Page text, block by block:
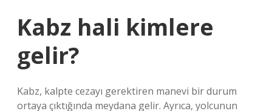
Kabz hali kimlere
gelir?
Kabz, kalpte cezayı gerektiren manevi bir durum
ortaya çıktığında meydana gelir. Ayrıca, yolcunun